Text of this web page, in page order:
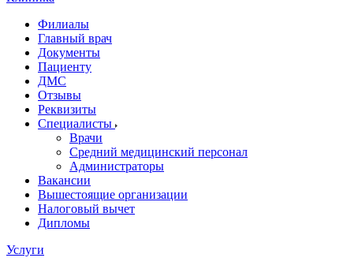
Филиалы
Главный врач
Документы
Пациенту
ДМС
Отзывы
Реквизиты
Специалисты
Врачи
Средний медицинский персонал
Администраторы
Вакансии
Вышестоящие организации
Налоговый вычет
Дипломы
Услуги